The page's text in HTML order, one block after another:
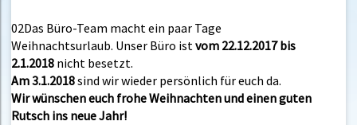
02Das Büro-Team macht ein paar Tage
Weihnachtsurlaub. Unser Büro istvom 22.12.2017 bis
2.1.2018 nicht besetzt.
Am 3.1.2018sind wir wieder persönlich für euch da.
Wir wünschen euch frohe Weihnachten und einen guten
Rutsch ins neue Jahr!